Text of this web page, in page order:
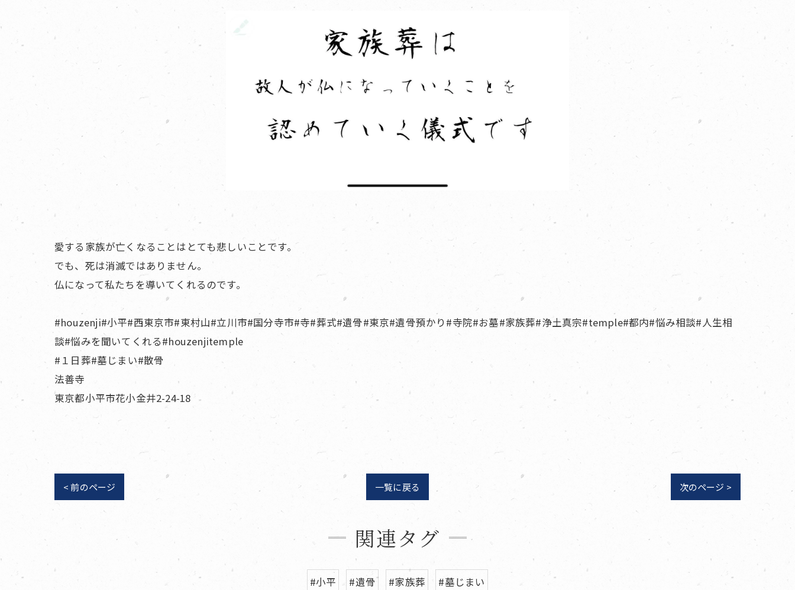
愛する家族が亡くなることはとても悲しいことです。
でも、死は消滅ではありません。
仏になって私たちを導いてくれるのです。
#houzenji#小平#西東京市#東村山#立川市#国分寺市#寺#葬式#遺骨#東京#遺骨預かり#寺院#お墓#家族葬#浄土真宗#temple#都内#悩み相談#人生相
談#悩みを聞いてくれる#houzenjitemple
#１日葬#墓じまい#散骨
法善寺
東京都小平市花小金井2-24-18
< 前のページ 一覧に戻る 次のページ >
関連タグ
#小平 #遺骨 #家族葬 #墓じまい